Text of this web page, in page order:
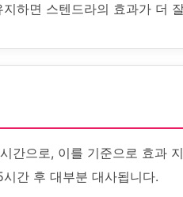
하면 스텐드라의 효과가 더
간으로, 이를 기준으로 효과
간 후 대부분 대사됩니다.